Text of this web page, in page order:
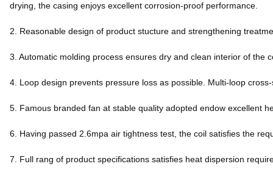
drying, the casing enjoys excellent corrosion-proof performance.
2. Reasonable design of product stucture and strengthening
3. Automatic molding process ensures dry and clean interior of
4. Loop design prevents pressure loss as possible. Multi-loop
5. Famous branded fan at stable quality adopted endow excellent
6. Having passed 2.6mpa air tightness test, the coil satisfies the
7. Full rang of product specifications satisfies heat dispersion